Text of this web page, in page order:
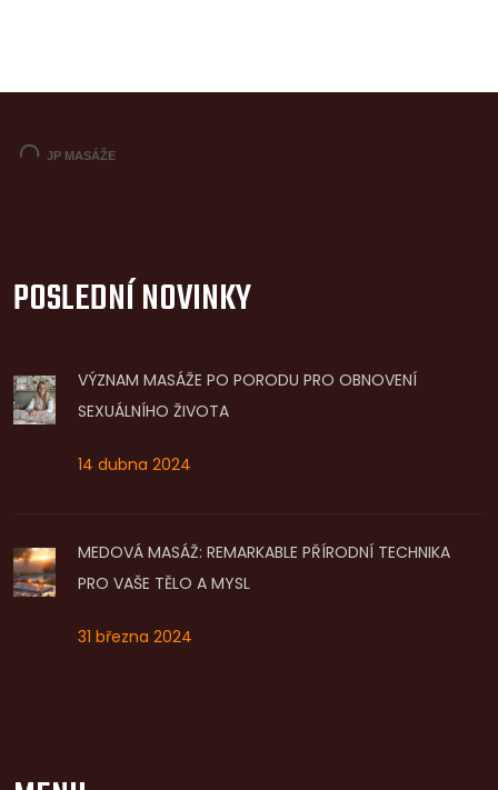
POSLEDNÍ NOVINKY
VÝZNAM MASÁŽE PO PORODU PRO OBNOVENÍ
SEXUÁLNÍHO ŽIVOTA
14 dubna 2024
MEDOVÁ MASÁŽ: REMARKABLE PŘÍRODNÍ TECHNIKA
PRO VAŠE TĚLO A MYSL
31 března 2024